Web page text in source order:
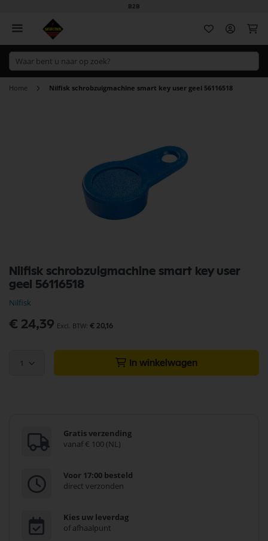
B2B
Home Nilfisk schrobzuigmachine smart key user geel 56116518
Nilfisk schrobzuigmachine smart key user
geel 56116518
Nilfisk
€ 24,39 € 20,16
1 In winkelwagen
Gratis verzending
vanaf € 100 (NL)
Voor 17:00 besteld
direct verzonden
Kies uw leverdag
of afhaalpunt
naar
het
van
de
afbeeldingen-